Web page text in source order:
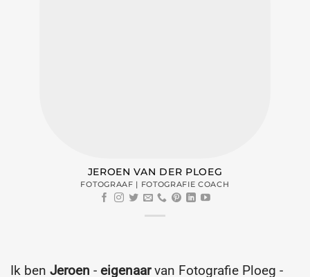
JEROEN VAN DER PLOEG
FOTOGRAAF | FOTOGRAFIE COACH
Ik ben Jeroen - eigenaarvan Fotografie Ploeg -